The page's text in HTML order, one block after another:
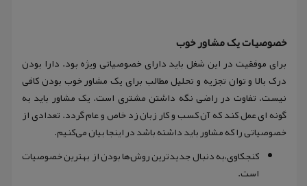
خصوصیات یک مشاور خوب
برای موفقیت در این شغل باید دارای خصوصیاتی ویژه بود. دارا بودن
درک بالا و توان تجزیه و تحلیل مطالب برای یک مشاور خوب بودن کافی
نیست. تفاوت در راضی نگه داشتن مشتری است. یک مشاور باید به
گونه ای عمل کند که آن کسب و کار زبان زد خاص و عام گردد. تعدادی از
خصوصیاتی را که مشاور باید داشته باشد در اینجا بیان می‌کنیم.
کنجکاوی،به دنبال جدیدترین روش‌ها بودن از بهترین خصوصیات
است.